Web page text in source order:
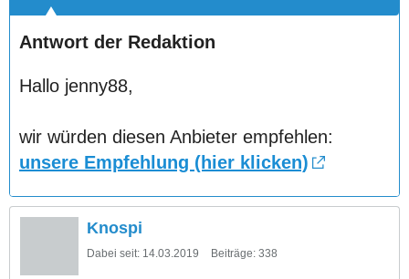
Antwort der Redaktion
Hallo jenny88,
wir würden diesen Anbieter empfehlen:
unsere Empfehlung (hier klicken)
Knospi
Dabei seit: 14.03.2019 Beiträge: 338